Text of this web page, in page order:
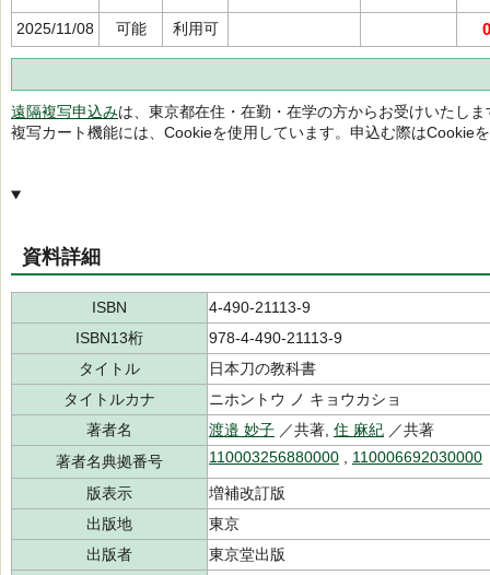
2025/11/08 可能 利用可 0
遠隔複写申込みは、東京都在住・在勤・在学の方からお受けいたしま
複写カート機能には、Cookieを使用しています。申込む際はCookie
資料詳細
ISBN
4-490-21113-9
ISBN13桁
978-4-490-21113-9
タイトル
日本刀の教科書
タイトルカナ
ニホントウ ノ キョウカショ
著者名
渡邉 妙子 ／共著, 住 麻紀 ／共著
著者名典拠番号
110003256880000 110006692030000
版表示
増補改訂版
出版地
東京
出版者
東京堂出版